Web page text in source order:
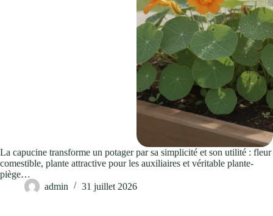
La capucine transforme un potager par sa simplicité et son utilité : fleur
comestible, plante attractive pour les auxiliaires et véritable plante-
piège…
admin
31 juillet 2026